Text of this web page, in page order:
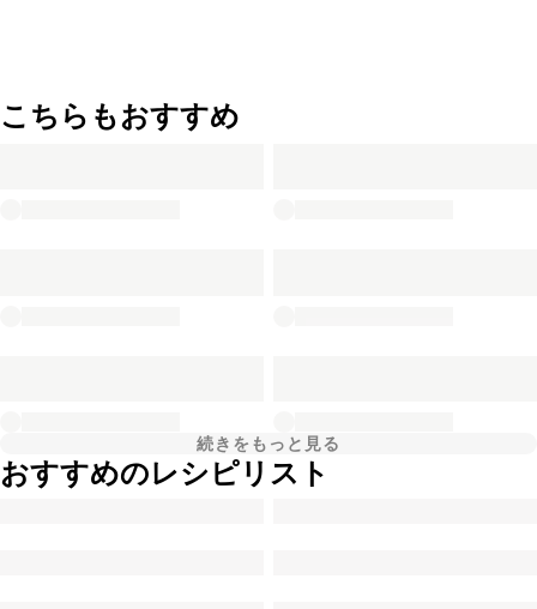
こちらもおすすめ
続きをもっと見る
おすすめのレシピリスト